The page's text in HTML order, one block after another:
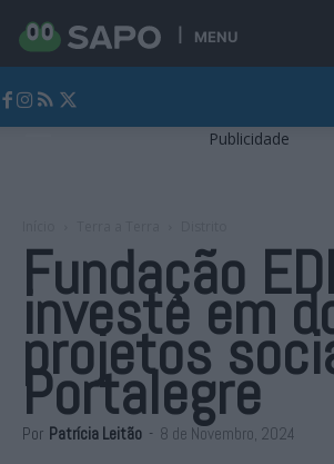
MENU
Publicidade
Fundação
investe em
projetos
Portalegre
Por Patrícia Leitão - 8 de Novembro, 2024